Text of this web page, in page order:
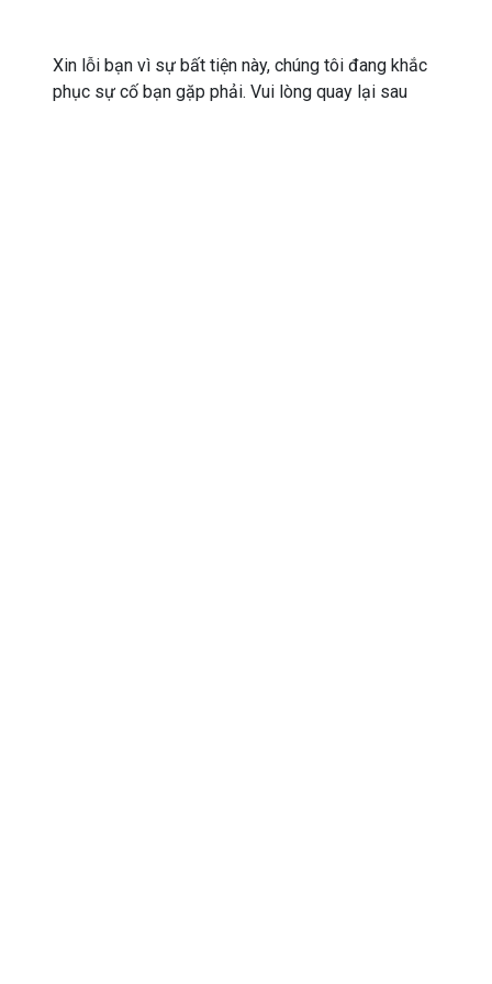
Xin lỗi bạn vì sự bất tiện này, chúng tôi đang khắc
phục sự cố bạn gặp phải. Vui lòng quay lại sau